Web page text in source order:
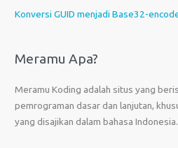
Konversi GUID menjadi Base32-
Meramu Apa?
Meramu Koding adalah situs yang
pemrograman dasar dan lanjutan,
yang disajikan dalam bahasa Indonesia.